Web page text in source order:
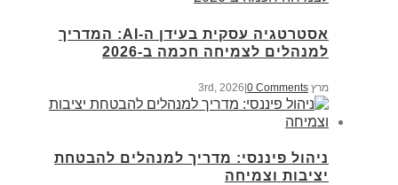
אסטרטגיה עסקית בעידן ה-AI: המדריך
למנהלים לצמיחה חכמה ב-2026
מרץ 3rd, 2026 |0 Comments
ניהול פיננסי: מדריך למנהלים להבטחת
יציבות וצמיחה